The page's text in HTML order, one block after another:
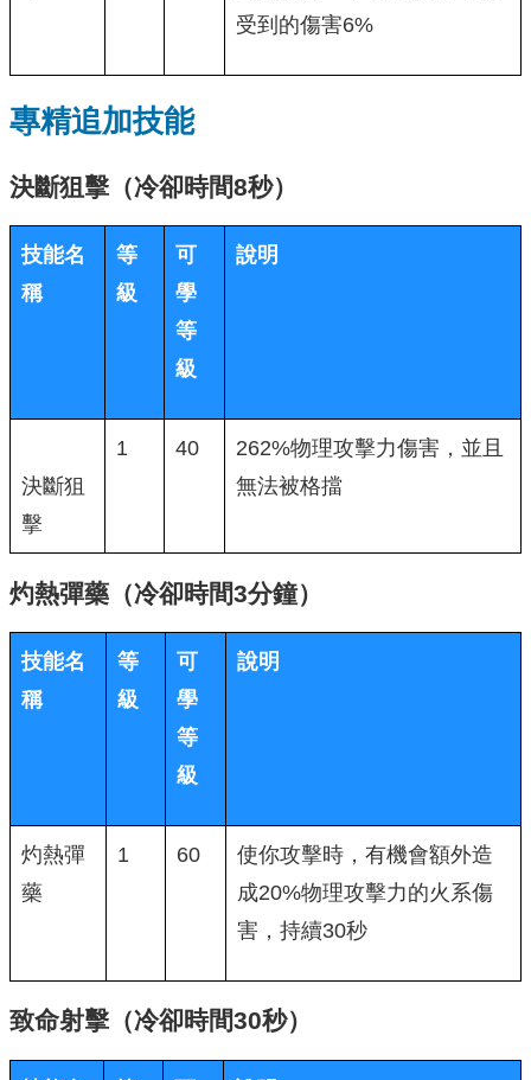
受到的傷害6%
專精追加技能
決斷狙擊（冷卻時間8秒）
技能名
稱
等
級
可
學
等
級
說明
決斷狙
擊
1 40
262%物理攻擊力傷害，並且
無法被格擋
灼熱彈藥（冷卻時間3分鐘）
技能名
稱
等
級
可
學
等
級
說明
灼熱彈
藥
1 60
使你攻擊時，有機會額外造
成20%物理攻擊力的火系傷
害，持續30秒
致命射擊（冷卻時間30秒）